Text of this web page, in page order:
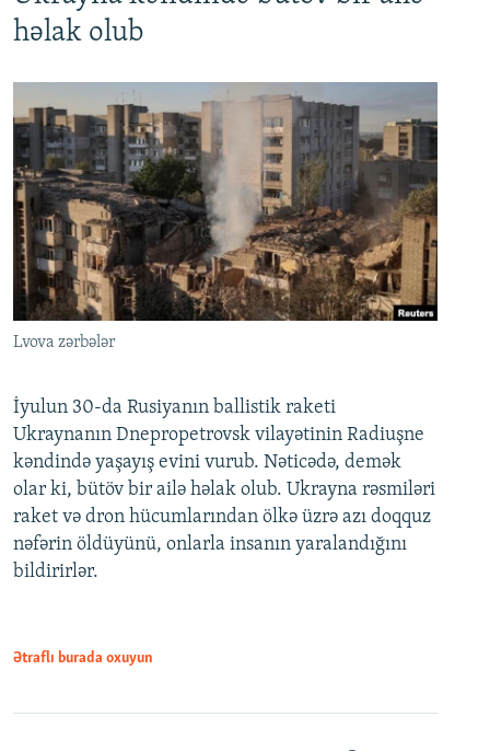
həlak olub
Lvova zərbələr
İyulun 30-da Rusiyanın ballistik raketi
Ukraynanın Dnepropetrovsk vilayətinin Radiuşne
kəndində yaşayış evini vurub. Nəticədə, demək
olar ki, bütöv bir ailə həlak olub. Ukrayna rəsmiləri
raket və dron hücumlarından ölkə üzrə azı doqquz
nəfərin öldüyünü, onlarla insanın yaralandığını
bildirirlər.
Ətraflı burada oxuyun